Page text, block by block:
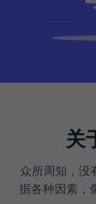
关
众所周知，没
据各种因素